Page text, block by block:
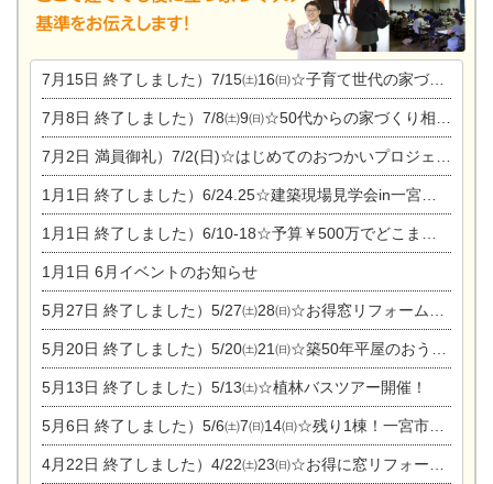
7月15日 終了しました）7/15㈯16㈰☆子育て世代の家づくり相談会
7月8日 終了しました）7/8㈯9㈰☆50代からの家づくり相談会
7月2日 満員御礼）7/2(日)☆はじめてのおつかいプロジェクト
1月1日 終了しました）6/24.25☆建築現場見学会in一宮市木曽川町
1月1日 終了しました）6/10-18☆予算￥500万でどこまでできるの？リフォーム相談会
1月1日 6月イベントのお知らせ
5月27日 終了しました）5/27㈯28㈰☆お得窓リフォーム個別相談会
5月20日 終了しました）5/20㈯21㈰☆築50年平屋のおうちリノベーション完成見学会
5月13日 終了しました）5/13㈯☆植林バスツアー開催！
5月6日 終了しました）5/6㈯7㈰14㈰☆残り1棟！一宮市限定モニター募集相談会(新築・建替え)
4月22日 終了しました）4/22㈯23㈰☆お得に窓リフォーム個別相談会